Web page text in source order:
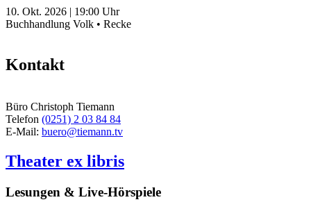
10. Okt. 2026 | 19:00 Uhr
Buchhandlung Volk • Recke
Kontakt
Büro Christoph Tiemann
Telefon (0251) 2 03 84 84
E-Mail: buero@tiemann.tv
Theater ex libris
Lesungen & Live-Hörspiele